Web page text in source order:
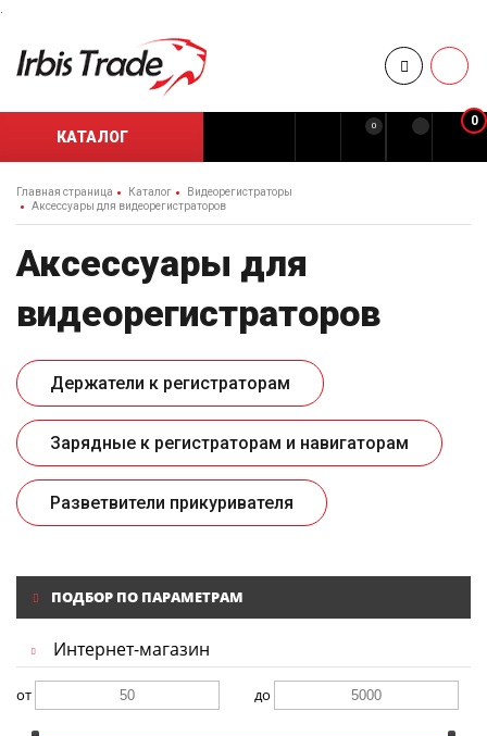
.
КАТАЛОГ
0 0
Главная страница Каталог
Видеорегистраторы
Аксессуары для видеорегистраторов
Аксессуары для
видеорегистраторов
Держатели к регистраторам
Зарядные к регистраторам и навигаторам
Разветвители прикуривателя
ПОДБОР ПО ПАРАМЕТРАМ
Интернет-магазин
от до